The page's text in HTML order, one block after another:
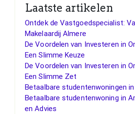
Laatste artikelen
Ontdek de Vastgoedspecialist:
Makelaardij Almere
De Voordelen van Investeren in
Een Slimme Keuze
De Voordelen van Investeren in
Een Slimme Zet
Betaalbare studentenwoningen
Betaalbare studentenwoning in
en Advies